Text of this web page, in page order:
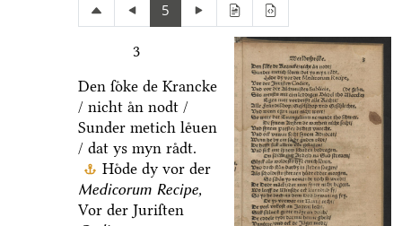
5
3
Den ſoͤke de Krancke
/ nicht aͤn nodt /
Sunder metich leͤuen
/ dat ys myn raͤdt.
Hoͤde dy vor der
Medicorum Recipe,
Vor der Juriſten